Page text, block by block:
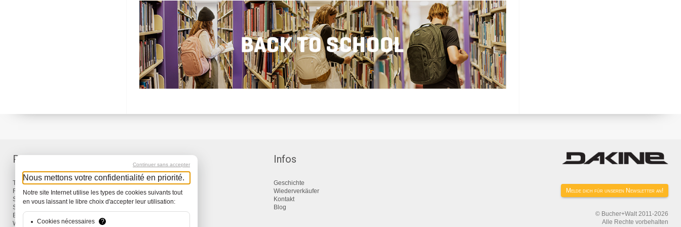
Produkte
Taschen & Rucksäcke
Reisen
Snow
Surf
Bike
Wind
Service
Lieferung
Garantie
Infos
Geschichte
Wiederverkäufer
Kontakt
Blog
Melde dich für unseren Newsletter an!
© Bucher+Walt 2011-2026
Alle Rechte vorbehalten
Continuer sans accepter
Nous mettons votre confidentialité en priorité.
Notre site Internet utilise les types de cookies suivants tout
en vous laissant le libre choix d'accepter leur utilisation:
Cookies nécessaires ?